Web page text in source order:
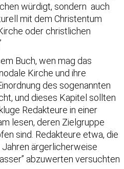
würdigt, sondern auch
mit dem Christentum
oder christlichen
Buch, wen mag das
Kirche und ihre
des sogenannten
und dieses Kapitel sollten
Redakteure in einer
lesen, deren Zielgruppe
sind. Redakteure etwa, die
ärgerlicherweise
abzuwerten versuchten